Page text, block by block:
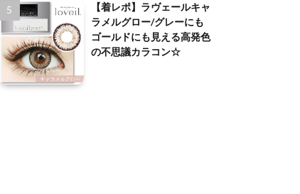
【着レポ】ラヴェールキャ
ラメルグロー/グレーにも
ゴールドにも見える高発色
の不思議カラコン☆